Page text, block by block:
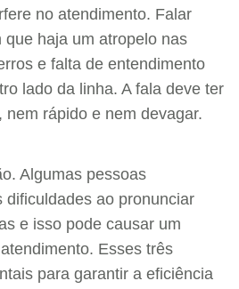
no atendimento. Falar
que haja um atropelo nas
e falta de entendimento
lado da linha. A fala deve ter
nem rápido e nem devagar.
Algumas pessoas
dificuldades ao pronunciar
e isso pode causar um
Esses três
para garantir a eficiência